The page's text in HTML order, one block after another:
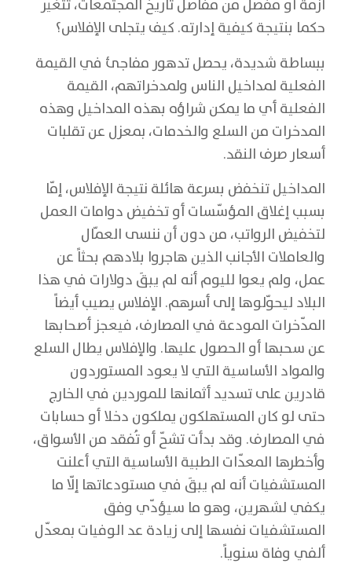
أزمة أو مفصل من مفاصل تاريخ المجتمعات، تتغير
حكما بنتيجة كيفية إدارته. كيف يتجلى الإفلاس؟
ببساطة شديدة، يحصل تدهور مفاجئ في القيمة
الفعلية لمداخيل الناس ولمدخراتهم، القيمة
الفعلية أي ما يمكن شراؤه بهذه المداخيل وهذه
المدخرات من السلع والخدمات، بمعزل عن تقلبات
أسعار صرف النقد.
المداخيل تنخفض بسرعة هائلة نتيجة الإفلاس، إمّا
بسبب إغلاق المؤسّسات أو تخفيض دوامات العمل
لتخفيض الرواتب، من دون أن ننسى العمّال
والعاملات الأجانب الذين هاجروا بلادهم بحثاً عن
عمل، ولم يعوا لليوم أنه لم يبقَ دولارات في هذا
البلاد ليحوّلوها إلى أسرهم. الإفلاس يصيب أيضاً
المدّخرات المودعة في المصارف، فيعجز أصحابها
عن سحبها أو الحصول عليها. والإفلاس يطال السلع
والمواد الأساسية التي لا يعود المستوردون
قادرين على تسديد أثمانها للموردين في الخارج
حتى لو كان المستهلكون يملكون دخلا أو حسابات
في المصارف. وقد بدأت تشحّ أو تُفقد من الأسواق،
وأخطرها المعدّات الطبية الأساسية التي أعلنت
المستشفيات أنه لم يبقَ في مستودعاتها إلّا ما
يكفي لشهرين، وهو ما سيؤدّي وفق
المستشفيات نفسها إلى زيادة عد الوفيات بمعدّل
ألفي وفاة سنوياً.